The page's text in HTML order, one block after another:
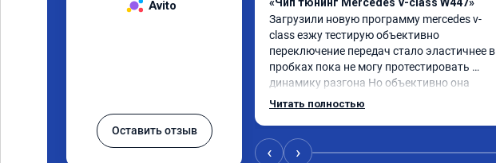
Avito
Оставить отзыв
Загрузили новую программу mercedes v-
class езжу тестирую объективно
переключение передач стало эластичнее в
пробках пока не могу протестировать
динамику разгона Но объективно она
увеличилась
Читать полностью
‹ ›